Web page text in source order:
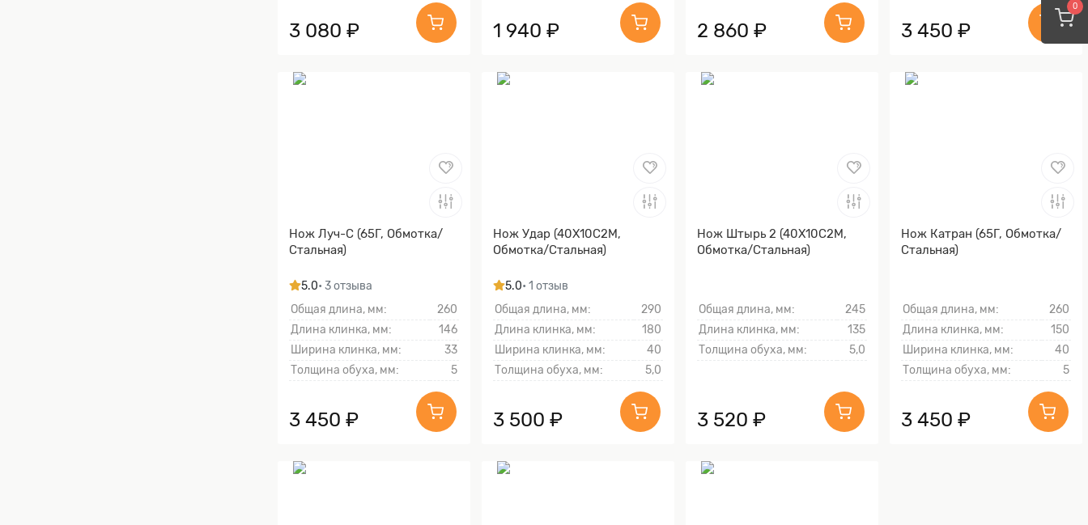
0
3 080 ₽ 1 940 ₽ 2 860 ₽ 3 450 ₽
Нож Луч-С (65Г, Обмотка/
Стальная)
5.0• 3 отзыва
Общая длина, мм:
260
Длина клинка, мм:
146
Ширина клинка, мм:
33
Толщина обуха, мм:
5
3 450 ₽
Нож Удар (40Х10С2М,
Обмотка/Стальная)
5.0• 1 отзыв
Общая длина, мм:
290
Длина клинка, мм:
180
Ширина клинка, мм:
40
Толщина обуха, мм:
5,0
3 500 ₽
Нож Штырь 2 (40Х10С2М,
Обмотка/Стальная)
Общая длина, мм:
245
Длина клинка, мм:
135
Толщина обуха, мм:
5,0
3 520 ₽
Нож Катран (65Г, Обмотка/
Стальная)
Общая длина, мм:
260
Длина клинка, мм:
150
Ширина клинка, мм:
40
Толщина обуха, мм:
5
3 450 ₽